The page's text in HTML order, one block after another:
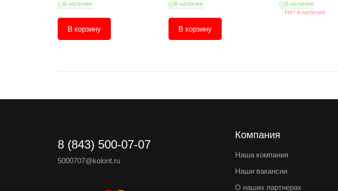
В наличии
В корзину
В наличии
В корзину
В наличии
Нет в наличии
8 (843) 500-07-07
5000707@kolorit.ru
Компания
Наша компания
Наши вакансии
О наших партнерах